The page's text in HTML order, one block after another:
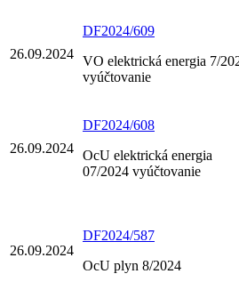
26.09.2024
DF2024/609
VO elektrická energia 7/
vyúčtovanie
26.09.2024
DF2024/608
OcU elektrická energia
07/2024 vyúčtovanie
26.09.2024
DF2024/587
OcU plyn 8/2024